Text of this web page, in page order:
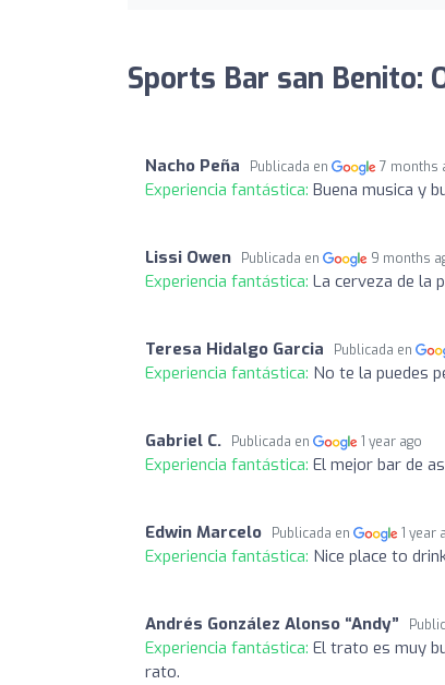
Sports Bar san Benito:
Nacho Peña Publicada en 7 months
Experiencia fantástica: Buena musica y
Lissi Owen Publicada en 9 months
Experiencia fantástica: La cerveza de la
Teresa Hidalgo Garcia Publicada en
Experiencia fantástica: No te la puedes
Gabriel C. Publicada en 1 year ago
Experiencia fantástica: El mejor bar de
Edwin Marcelo Publicada en 1 year
Experiencia fantástica: Nice place to
Andrés González Alonso “Andy”
Experiencia fantástica: El trato es muy
rato.